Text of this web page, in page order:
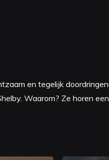
en tegelijk
Waarom? Ze horen